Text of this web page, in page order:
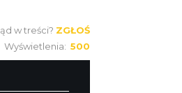
w treści? ZGŁOŚ
Wyświetlenia: 500